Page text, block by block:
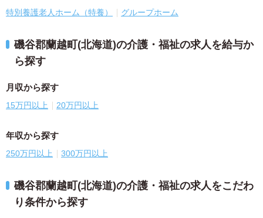
特別養護老人ホーム（特養） グループホーム
磯谷郡蘭越町(北海道)の介護・福祉の求人を給与か
ら探す
月収から探す
15万円以上 20万円以上
年収から探す
250万円以上 300万円以上
磯谷郡蘭越町(北海道)の介護・福祉の求人をこだわ
り条件から探す